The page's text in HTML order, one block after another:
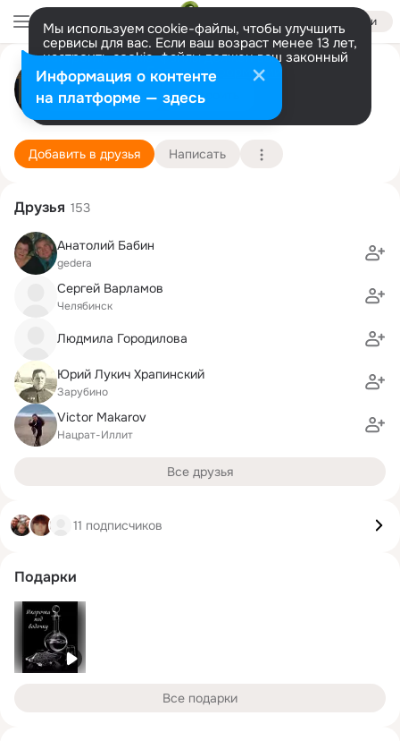
Войти
Мы используем cookie-файлы, чтобы улучшить
сервисы для вас. Если ваш возраст менее 13 лет,
настроить cookie-файлы должен ваш законный
представитель. Больше информации
Разрешить все Настроить
Иосиф Райхман
Хайфа
19 мая (75 лет)
31 физико-математический лицей
Подробнее
Добавить в друзья Написать
Друзья 153
Анатолий Бабин
gedera
Сергей Варламов
Челябинск
Людмила Городилова
Юрий Лукич Храпинский
Зарубино
Victor Makarov
Нацрат-Иллит
Все друзья
11 подписчиков
Подарки
Все подарки
Информация о контенте
на платформе — здесь